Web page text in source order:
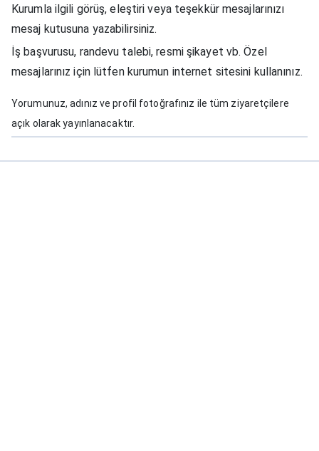
Kurumla ilgili görüş, eleştiri veya teşekkür mesajlarınızı
mesaj kutusuna yazabilirsiniz.
İş başvurusu, randevu talebi, resmi şikayet vb. Özel
mesajlarınız için lütfen kurumun internet sitesini kullanınız.
Yorumunuz, adınız ve profil fotoğrafınız ile tüm ziyaretçilere
açık olarak yayınlanacaktır.